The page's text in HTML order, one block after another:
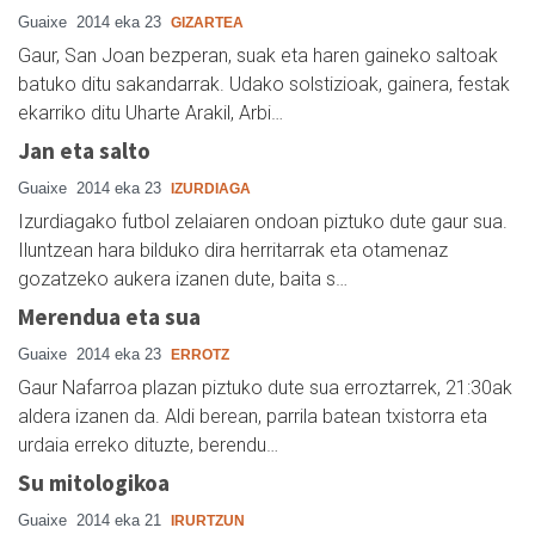
Guaixe 2014 eka 23 GIZARTEA
Gaur, San Joan bezperan, suak eta haren gaineko saltoak
batuko ditu sakandarrak. Udako solstizioak, gainera, festak
ekarriko ditu Uharte Arakil, Arbi…
Jan eta salto
Guaixe 2014 eka 23 IZURDIAGA
Izurdiagako futbol zelaiaren ondoan piztuko dute gaur sua.
Iluntzean hara bilduko dira herritarrak eta otamenaz
gozatzeko aukera izanen dute, baita s…
Merendua eta sua
Guaixe 2014 eka 23 ERROTZ
Gaur Nafarroa plazan piztuko dute sua erroztarrek, 21:30ak
aldera izanen da. Aldi berean, parrila batean txistorra eta
urdaia erreko dituzte, berendu…
Su mitologikoa
Guaixe 2014 eka 21 IRURTZUN